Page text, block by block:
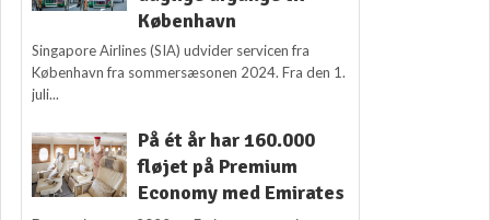
København
Singapore Airlines (SIA) udvider servicen fra
København fra sommersæsonen 2024. Fra den 1.
juli...
På ét år har 160.000
fløjet på Premium
Economy med Emirates